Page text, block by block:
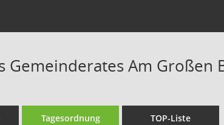
Gemeinderates Am Großen
Tagesordnung TOP-Liste